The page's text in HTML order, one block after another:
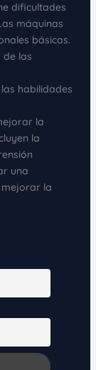
dificultades
máquinas
básicas.
de las
habilidades
la
la
una
la